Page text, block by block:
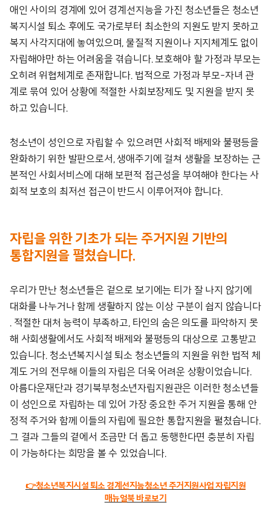
애인 사이의 경계에 있어 경계선지능을 가진 청소년들은 청소년
복지시설 퇴소 후에도 국가로부터 최소한의 지원도 받지 못하고
복지 사각지대에 놓여있으며, 물질적 지원이나 지지체계도 없이
자립해야만 하는 어려움을 겪습니다. 보호해야 할 가정과 부모는
오히려 위협체계로 존재합니다. 법적으로 가정과 부모-자녀 관
계로 묶여 있어 상황에 적절한 사회보장제도 및 지원을 받지 못
하고 있습니다.
청소년이 성인으로 자립할 수 있으려면 사회적 배제와 불평등을
완화하기 위한 발판으로서, 생애주기에 걸쳐 생활을 보장하는 근
본적인 사회서비스에 대해 보편적 접근성을 부여해야 한다는 사
회적 보호의 최저선 접근이 반드시 이루어져야 합니다.
자립을 위한 기초가 되는 주거지원 기반의
통합지원을 펼쳤습니다.
우리가 만난 청소년들은 겉으로 보기에는 티가 잘 나지 않기에
대화를 나누거나 함께 생활하지 않는 이상 구분이 쉽지 않습니다
. 적절한 대처 능력이 부족하고, 타인의 숨은 의도를 파악하지 못
해 사회생활에서도 사회적 배제와 불평등의 대상으로 고통받고
있습니다. 청소년복지시설 퇴소 청소년들의 지원을 위한 법적 체
계도 거의 전무해 이들의 자립은 더욱 어려운 상황이었습니다.
아름다운재단과 경기북부청소년자립지원관은 이러한 청소년들
이 성인으로 자립하는 데 있어 가장 중요한 주거 지원을 통해 안
정적 주거와 함께 이들의 자립에 필요한 통합지원을 펼쳤습니다.
그 결과 그들의 곁에서 조금만 더 돕고 동행한다면 충분히 자립
이 가능하다는 희망을 볼 수 있었습니다.
👉청소년복지시설 퇴소 경계선지능청소년 주거지원사업 자립지원
매뉴얼북 바로보기